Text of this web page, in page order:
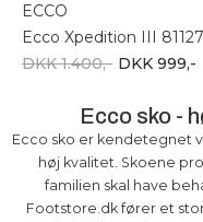
ECCO
DKK 1.400,- DKK 999,-
Ecco sko -
Ecco sko er kendetegnet
høj kvalitet. Skoene
familien skal have
Footstore.dk fører et